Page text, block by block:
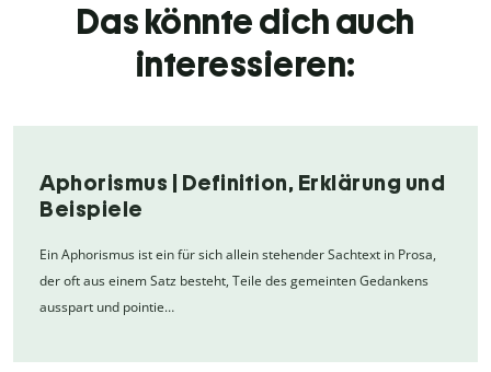
Das könnte dich auch
interessieren:
Aphorismus | Definition, Erklärung und
Beispiele
Ein Aphorismus ist ein für sich allein stehender Sachtext in Prosa,
der oft aus einem Satz besteht, Teile des gemeinten Gedankens
ausspart und pointie…